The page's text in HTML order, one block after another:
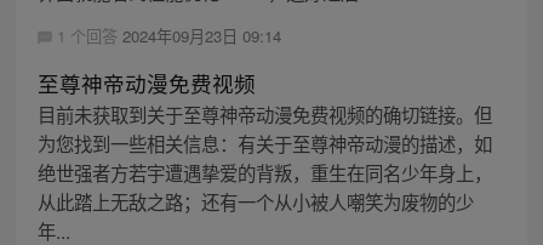
1 个回答 2024年09月23日 09:14
至尊神帝动漫免费视频
目前未获取到关于至尊神帝动漫免费视频的确切链接。但
为您找到一些相关信息：有关于至尊神帝动漫的描述，如
绝世强者方若宇遭遇挚爱的背叛，重生在同名少年身上，
从此踏上无敌之路；还有一个从小被人嘲笑为废物的少
年...